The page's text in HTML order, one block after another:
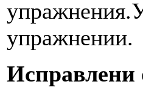
упражнении.